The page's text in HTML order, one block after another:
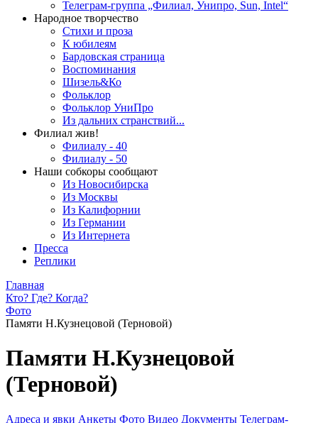
Телеграм-группа „Филиал, Унипро, Sun, Intel“
Народное творчество
Стихи и проза
К юбилеям
Бардовская страница
Воспоминания
Шизель&Ко
Фольклор
Фольклор УниПро
Из дальних странствий...
Филиал жив!
Филиалу - 40
Филиалу - 50
Наши собкоры сообщают
Из Новосибирска
Из Москвы
Из Калифорнии
Из Германии
Из Интернета
Пресса
Реплики
Главная
Кто? Где? Когда?
Фото
Памяти Н.Кузнецовой (Терновой)
Памяти Н.Кузнецовой
(Терновой)
Адреса и явки Анкеты Фото Видео Документы Телеграм-